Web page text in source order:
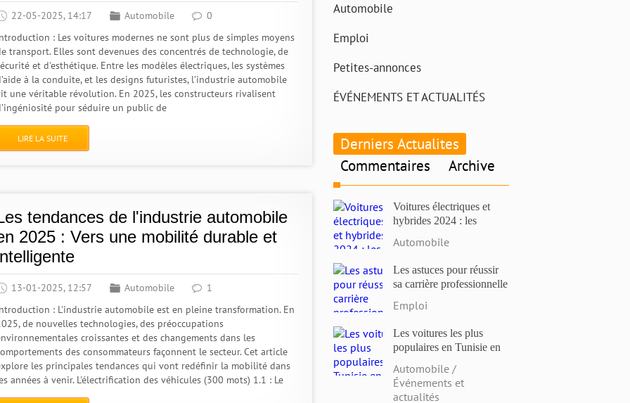
22-05-2025, 14:17 Automobile
0
: Les voitures modernes ne sont plus de simples moyens
transport. Elles sont devenues des concentrés de technologie, de
et d'esthétique. Entre les modèles électriques, les systèmes
à la conduite, et les designs futuristes, l’industrie automobile
une véritable révolution. En 2025, les constructeurs rivalisent
pour séduire un public de
LIRE LA SUITE
tendances de l'industrie automobile
2025 : Vers une mobilité durable et
13-01-2025, 12:57 Automobile
1
: L'industrie automobile est en pleine transformation. En
de nouvelles technologies, des préoccupations
croissantes et des changements dans les
des consommateurs façonnent le secteur. Cet article
les principales tendances qui vont redéfinir la mobilité dans
années à venir. L'électrification des véhicules (300 mots) 1.1 : Le
Automobile
Emploi
Petites-annonces
ÉVÉNEMENTS ET ACTUALITÉS
Derniers Actualites
Commentaires
Archive
Voitures électriques et
hybrides 2024 : les
et les dernières
Automobile
Les astuces pour réussir
sa carrière professionnelle
Emploi
Les voitures les plus
populaires en Tunisie en
prix et des caractéristiques
Automobile /
Événements et
actualités